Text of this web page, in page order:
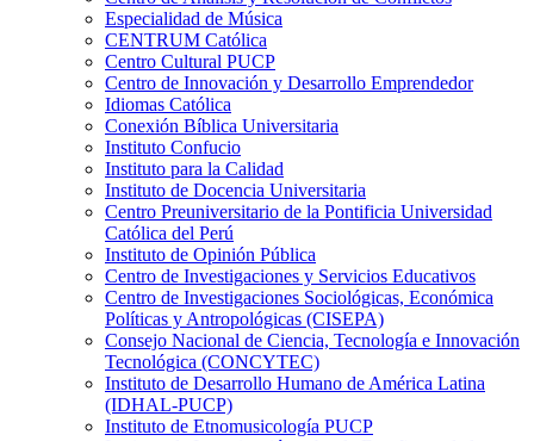
Especialidad de Música
CENTRUM Católica
Centro Cultural PUCP
Centro de Innovación y Desarrollo Emprendedor
Idiomas Católica
Conexión Bíblica Universitaria
Instituto Confucio
Instituto para la Calidad
Instituto de Docencia Universitaria
Centro Preuniversitario de la Pontificia Universidad
Católica del Perú
Instituto de Opinión Pública
Centro de Investigaciones y Servicios Educativos
Centro de Investigaciones Sociológicas, Económica
Políticas y Antropológicas (CISEPA)
Consejo Nacional de Ciencia, Tecnología e Innovación
Tecnológica (CONCYTEC)
Instituto de Desarrollo Humano de América Latina
(IDHAL-PUCP)
Instituto de Etnomusicología PUCP